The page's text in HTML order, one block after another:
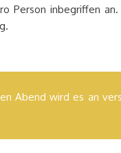
Person inbegriffen
Abend wird es an